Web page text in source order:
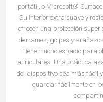
portátil, o Microsoft®
Su interior extra suave y
ofrecen una protección
derrames, golpes y
tiene mucho espacio para
auriculares. Una práctica
del dispositivo sea más fácil
guardar fácilmente en